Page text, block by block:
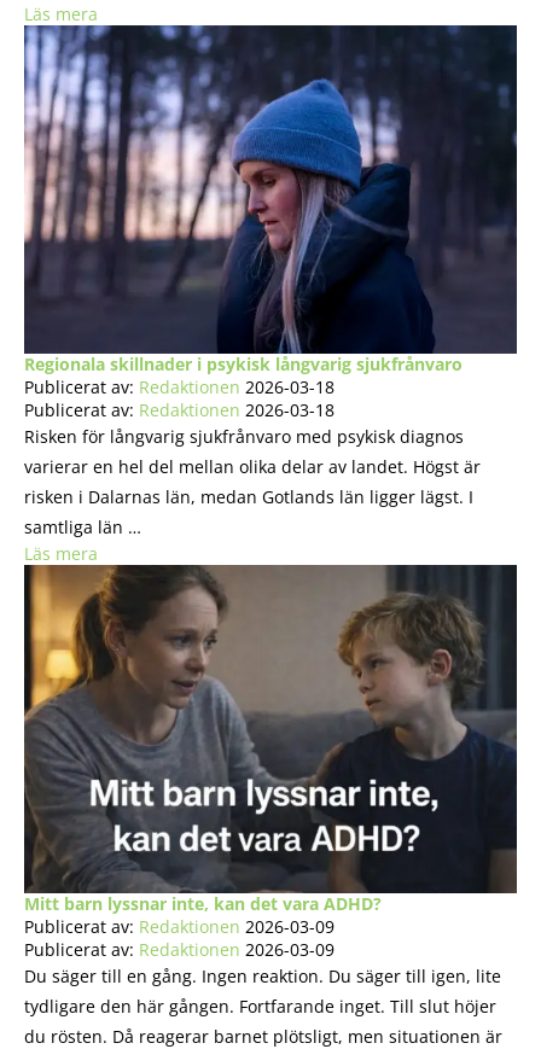
Läs mera
Regionala skillnader i psykisk långvarig sjukfrånvaro
Publicerat av: Redaktionen 2026-03-18
Publicerat av: Redaktionen 2026-03-18
Risken för långvarig sjukfrånvaro med psykisk diagnos
varierar en hel del mellan olika delar av landet. Högst är
risken i Dalarnas län, medan Gotlands län ligger lägst. I
samtliga län …
Läs mera
Mitt barn lyssnar inte, kan det vara ADHD?
Publicerat av: Redaktionen 2026-03-09
Publicerat av: Redaktionen 2026-03-09
Du säger till en gång. Ingen reaktion. Du säger till igen, lite
tydligare den här gången. Fortfarande inget. Till slut höjer
du rösten. Då reagerar barnet plötsligt, men situationen är